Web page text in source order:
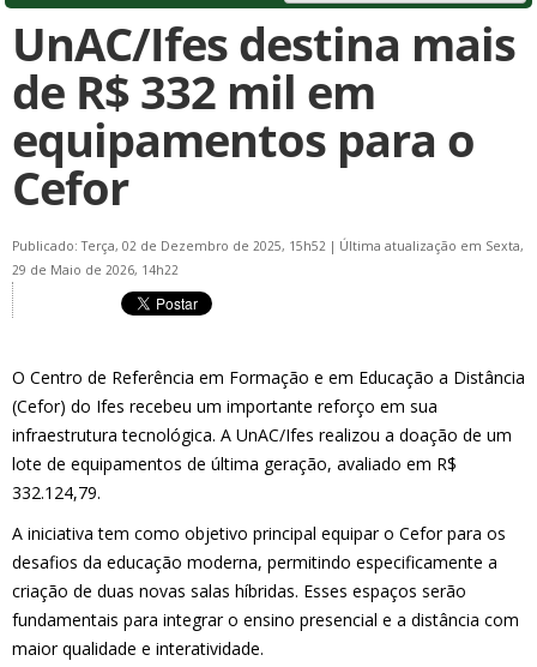
UnAC/Ifes destina mais
de R$ 332 mil em
equipamentos para o
Cefor
Publicado: Terça, 02 de Dezembro de 2025, 15h52 | Última atualização em Sexta,
29 de Maio de 2026, 14h22
O Centro de Referência em Formação e em Educação a Distância
(Cefor) do Ifes recebeu um importante reforço em sua
infraestrutura tecnológica. A UnAC/Ifes realizou a doação de um
lote de equipamentos de última geração, avaliado em R$
332.124,79.
A iniciativa tem como objetivo principal equipar o Cefor para os
desafios da educação moderna, permitindo especificamente a
criação de duas novas salas híbridas. Esses espaços serão
fundamentais para integrar o ensino presencial e a distância com
maior qualidade e interatividade.